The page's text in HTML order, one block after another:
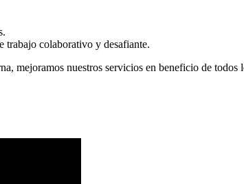
trabajo colaborativo y desafiante.
mejoramos nuestros servicios en beneficio de todos